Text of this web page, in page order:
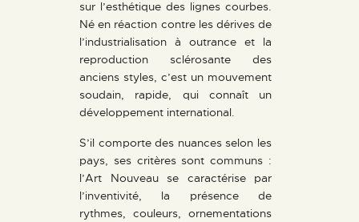
sur l’esthétique des lignes courbes.
Né en réaction contre les dérives de
l’industrialisation à outrance et la
reproduction sclérosante des
anciens styles, c’est un mouvement
soudain, rapide, qui connaît un
développement international.
S’il comporte des nuances selon les
pays, ses critères sont communs :
l’Art Nouveau se caractérise par
l’inventivité, la présence de
rythmes, couleurs, ornementations